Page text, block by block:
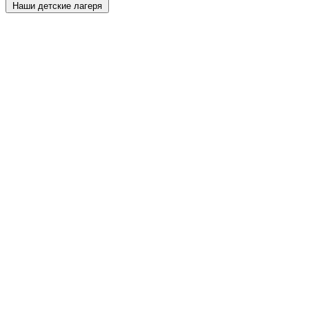
Наши детские лагеря